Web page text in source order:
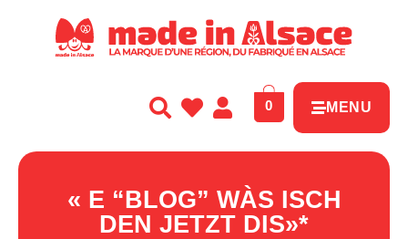
0 MENU
« E “BLOG” WÀS ISCH
DEN JETZT DIS»*